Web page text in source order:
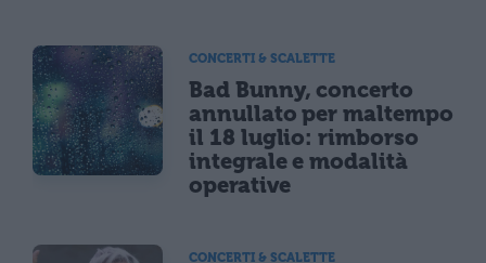
CONCERTI & SCALETTE
Bad Bunny, concerto
annullato per maltempo
il 18 luglio: rimborso
integrale e modalità
operative
CONCERTI & SCALETTE